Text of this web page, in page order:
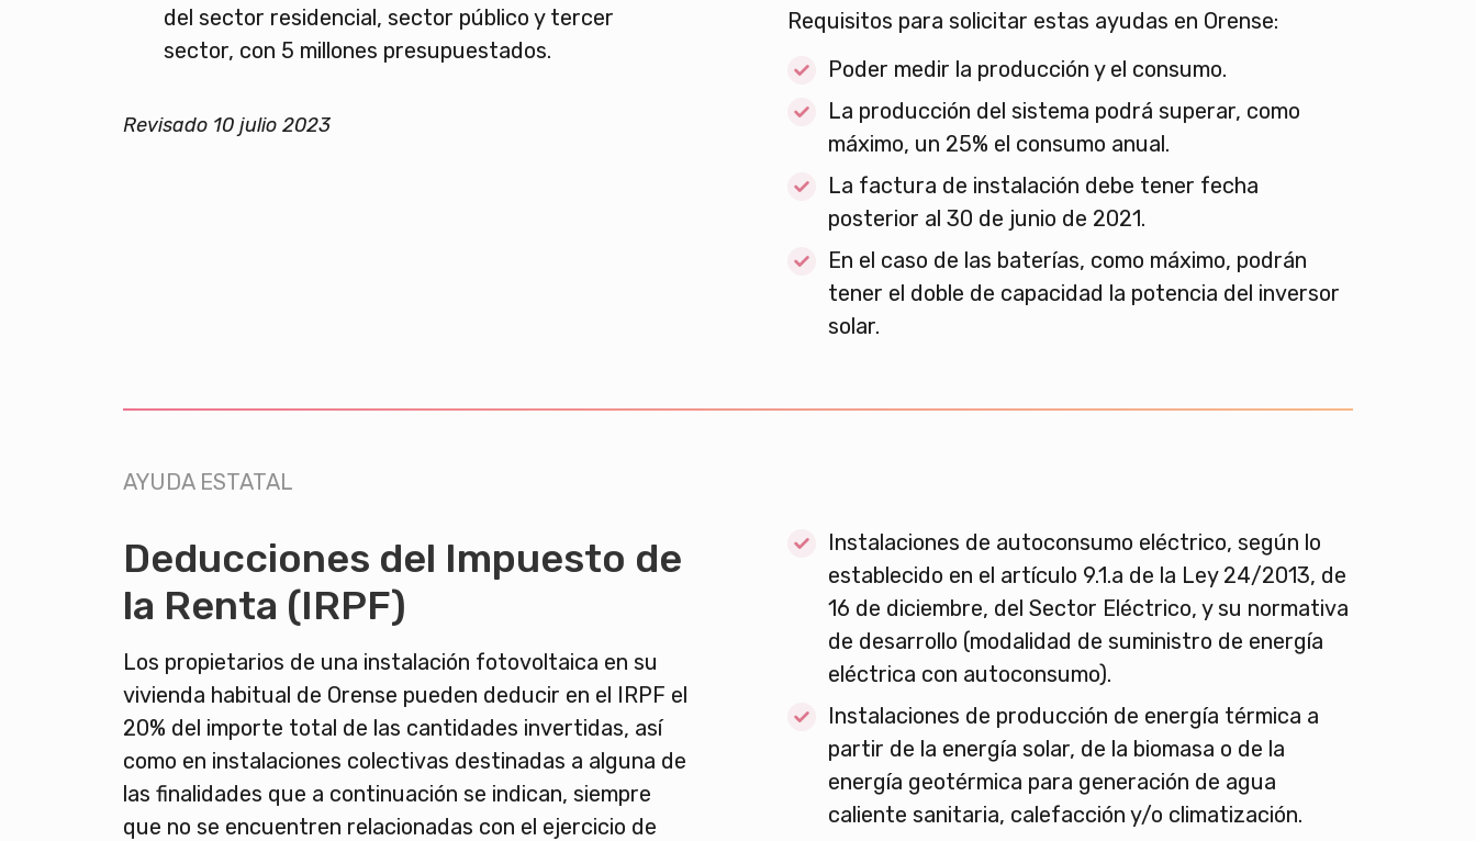
del sector residencial, sector público y tercer
sector, con 5 millones presupuestados.
Revisado 10 julio 2023
Requisitos para solicitar estas ayudas en Orense:
Poder medir la producción y el consumo.
La producción del sistema podrá superar, como
máximo, un 25% el consumo anual.
La factura de instalación debe tener fecha
posterior al 30 de junio de 2021.
En el caso de las baterías, como máximo, podrán
tener el doble de capacidad la potencia del inversor
solar.
AYUDA ESTATAL
Deducciones del Impuesto de
la Renta (IRPF)
Los propietarios de una instalación fotovoltaica en su
vivienda habitual de Orense pueden deducir en el IRPF el
20% del importe total de las cantidades invertidas, así
como en instalaciones colectivas destinadas a alguna de
las finalidades que a continuación se indican, siempre
que no se encuentren relacionadas con el ejercicio de
Instalaciones de autoconsumo eléctrico, según lo
establecido en el artículo 9.1.a de la Ley 24/2013, de
16 de diciembre, del Sector Eléctrico, y su normativa
de desarrollo (modalidad de suministro de energía
eléctrica con autoconsumo).
Instalaciones de producción de energía térmica a
partir de la energía solar, de la biomasa o de la
energía geotérmica para generación de agua
caliente sanitaria, calefacción y/o climatización.